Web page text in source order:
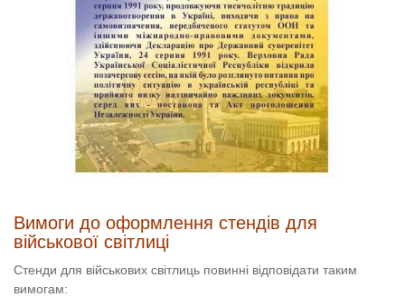
Вимоги до оформлення стендів для
військової світлиці
Стенди для військових світлиць повинні відповідати таким
вимогам: